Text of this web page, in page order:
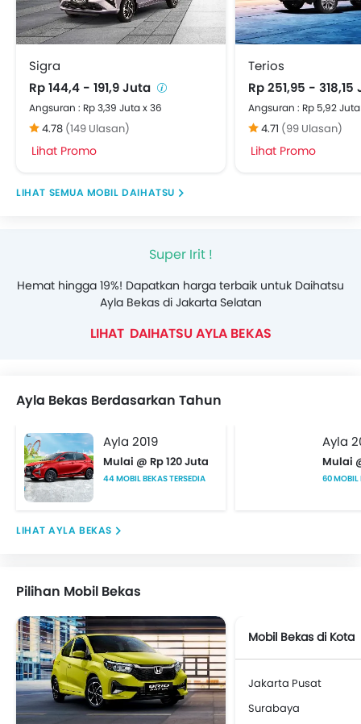
Sigra
Rp 144,4 - 191,9 Juta
Angsuran : Rp 3,39 Juta x 36
4.78 (149 Ulasan)
Lihat Promo
Terios
Rp 251,95 -
Angsuran : Rp 5,92
4.71 (99 Ulasan)
Lihat Promo
MOBIL DAIHATSU
Super Irit !
Hemat hingga 19%! Dapatkan harga terbaik untuk Daihatsu
Ayla Bekas di Jakarta Selatan
DAIHATSU AYLA BEKAS
Ayla Bekas Berdasarkan Tahun
Ayla 2019
Mulai @ Rp 120 Juta
44 MOBIL BEKAS TERSEDIA
Ayla
Mulai
60 MOBIL
AYLA BEKAS
Pilihan Mobil Bekas
Mobil Bekas di Kota
Jakarta Pusat
Surabaya